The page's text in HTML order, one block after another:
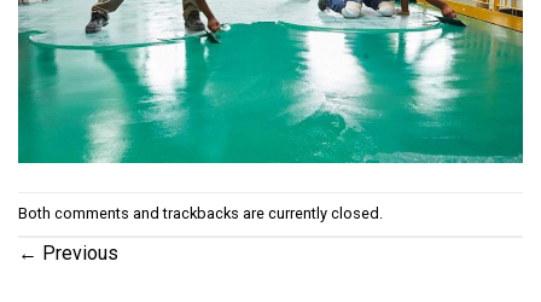
Both comments and trackbacks are currently closed.
← Previous